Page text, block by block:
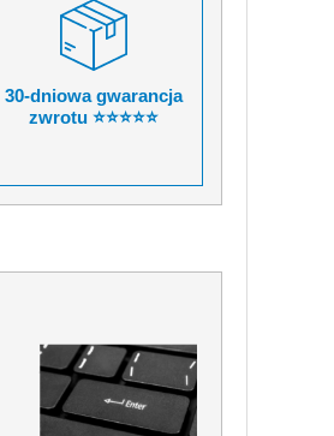
30-dniowa gwarancja
zwrotu ⭐⭐⭐⭐⭐